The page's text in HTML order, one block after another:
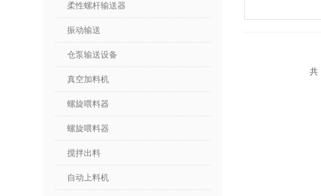
柔性螺杆输送器
振动输送
仓泵输送设备
真空加料机
螺旋喂料器
螺旋喂料器
搅拌出料
自动上料机
共